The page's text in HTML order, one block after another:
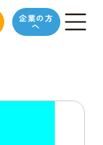
企業の方
へ